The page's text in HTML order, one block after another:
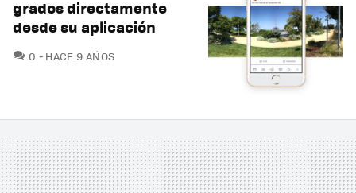
grados directamente
desde su aplicación
0 COMENTARIOS
HACE 9 AÑOS